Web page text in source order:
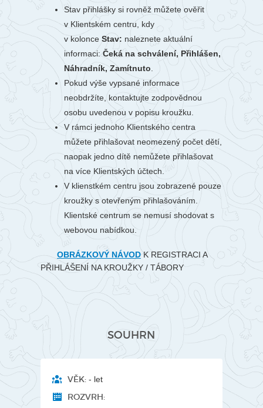
Stav přihlášky si rovněž můžete ověřit
v Klientském centru, kdy
v kolonce Stav: naleznete aktuální
informaci:Čeká na schválení, Přihlášen,
Náhradník, Zamítnuto
Pokud výše vypsané informace
neobdržíte, kontaktujte zodpovědnou
osobu uvedenou v popisu kroužku.
V rámci jednoho Klientského centra
můžete přihlašovat neomezený počet dětí,
naopak jedno dítě nemůžete přihlašovat
na více Klientských účtech.
V klienstkém centru jsou zobrazené pouze
kroužky s otevřeným přihlašováním.
Klientské centrum se nemusí shodovat s
webovou nabídkou.
OBRÁZKOVÝ NÁVODK REGISTRACI A
PŘIHLÁŠENÍ NA KROUŽKY / TÁBORY
SOUHRN
VĚK: - let
ROZVRH: